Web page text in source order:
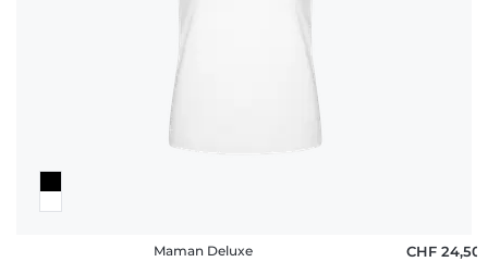
Maman Deluxe
CHF 24,50